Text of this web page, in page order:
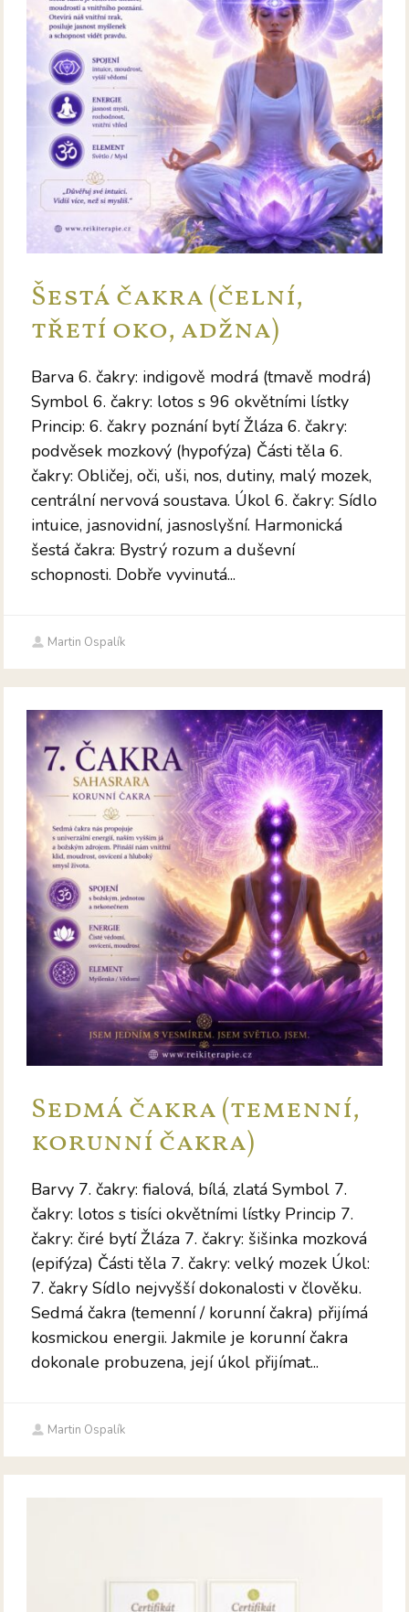
Šestá čakra (čelní,
třetí oko, adžna)
Barva 6. čakry: indigově modrá (tmavě modrá)
Symbol 6. čakry: lotos s 96 okvětními lístky
Princip: 6. čakry poznání bytí Žláza 6. čakry:
podvěsek mozkový (hypofýza) Části těla 6.
čakry: Obličej, oči, uši, nos, dutiny, malý mozek,
centrální nervová soustava. Úkol 6. čakry: Sídlo
intuice, jasnovidní, jasnoslyšní. Harmonická
šestá čakra: Bystrý rozum a duševní
schopnosti. Dobře vyvinutá...
Martin Ospalík
Sedmá čakra (temenní,
korunní čakra)
Barvy 7. čakry: fialová, bílá, zlatá Symbol 7.
čakry: lotos s tisíci okvětními lístky Princip 7.
čakry: čiré bytí Žláza 7. čakry: šišinka mozková
(epifýza) Části těla 7. čakry: velký mozek Úkol:
7. čakry Sídlo nejvyšší dokonalosti v člověku.
Sedmá čakra (temenní / korunní čakra) přijímá
kosmickou energii. Jakmile je korunní čakra
dokonale probuzena, její úkol přijímat...
Martin Ospalík